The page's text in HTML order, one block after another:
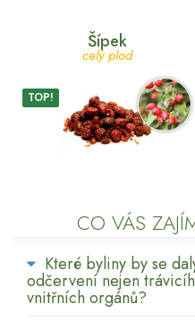
Šípek
celý plod
TOP!
CO VÁS
Které byliny by se
odčervení nejen
vnitřních orgánů?